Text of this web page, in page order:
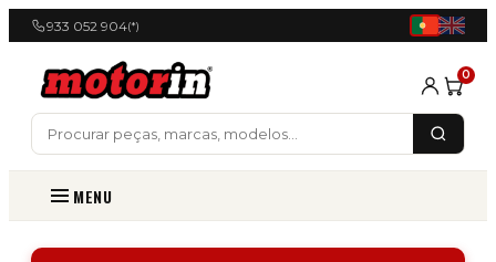
933 052 904(*)
0
MENU